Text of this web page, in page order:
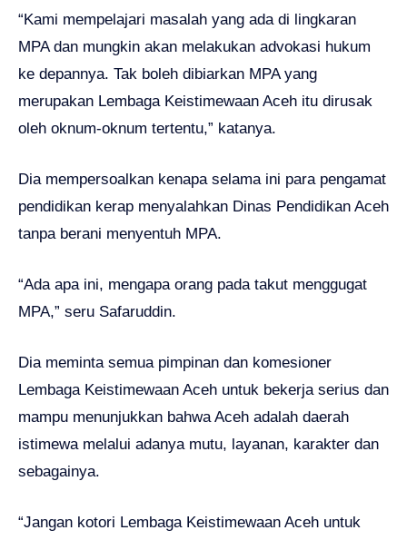
“Kami mempelajari masalah yang ada di lingkaran
MPA dan mungkin akan melakukan advokasi hukum
ke depannya. Tak boleh dibiarkan MPA yang
merupakan Lembaga Keistimewaan Aceh itu dirusak
oleh oknum-oknum tertentu,” katanya.
Dia mempersoalkan kenapa selama ini para pengamat
pendidikan kerap menyalahkan Dinas Pendidikan Aceh
tanpa berani menyentuh MPA.
“Ada apa ini, mengapa orang pada takut menggugat
MPA,” seru Safaruddin.
Dia meminta semua pimpinan dan komesioner
Lembaga Keistimewaan Aceh untuk bekerja serius dan
mampu menunjukkan bahwa Aceh adalah daerah
istimewa melalui adanya mutu, layanan, karakter dan
sebagainya.
“Jangan kotori Lembaga Keistimewaan Aceh untuk